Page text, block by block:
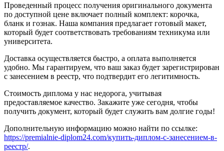
Проведенный процесс получения оригинального документа
по доступной цене включает полный комплект: корочка,
бланк и гознак. Наша компания предлагает готовый макет,
который будет соответствовать требованиям техникума или
университета.
Доставка осуществляется быстро, а оплата выполняется
удобно. Мы гарантируем, что ваш заказ будет зарегистрирован
с занесением в реестр, что подтвердит его легитимность.
Стоимость диплома у нас недорога, учитывая
предоставляемое качество. Закажите уже сегодня, чтобы
получить документ, который будет служить вам долгие годы!
Дополнительную информацию можно найти по ссылке:
https://premialnie-diplom24.com/купить-диплом-с-занесением-в-
реестр/.